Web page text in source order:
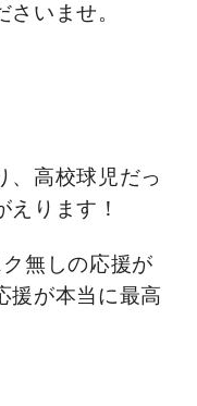
ディネート
全棟標準
いませ。
、高校球児だっ
ります！
無しの応援が
援が本当に最高